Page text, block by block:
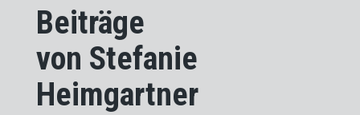
Beiträge
von Stefanie
Heimgartner